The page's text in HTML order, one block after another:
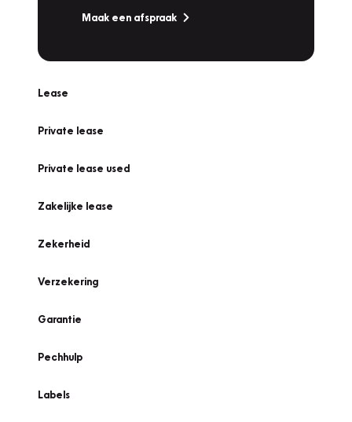
Maak een afspraak
Lease
Private lease
Private lease used
Zakelijke lease
Zekerheid
Verzekering
Garantie
Pechhulp
Labels